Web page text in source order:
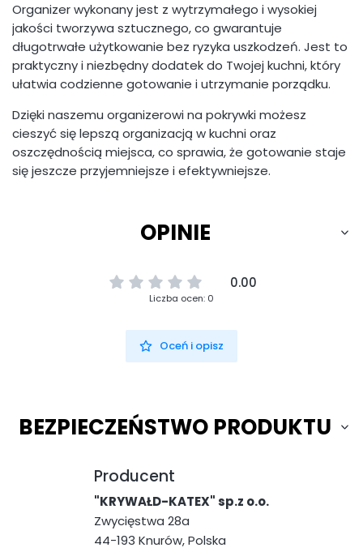
Organizer wykonany jest z wytrzymałego i wysokiej
jakości tworzywa sztucznego, co gwarantuje
długotrwałe użytkowanie bez ryzyka uszkodzeń. Jest to
praktyczny i niezbędny dodatek do Twojej kuchni, który
ułatwia codzienne gotowanie i utrzymanie porządku.
Dzięki naszemu organizerowi na pokrywki możesz
cieszyć się lepszą organizacją w kuchni oraz
oszczędnością miejsca, co sprawia, że gotowanie staje
się jeszcze przyjemniejsze i efektywniejsze.
OPINIE
0.00
Liczba ocen: 0
Oceń i opisz
BEZPIECZEŃSTWO PRODUKTU
Producent
"KRYWAŁD-KATEX" sp.z o.o.
Zwycięstwa 28a
44-193 Knurów, Polska